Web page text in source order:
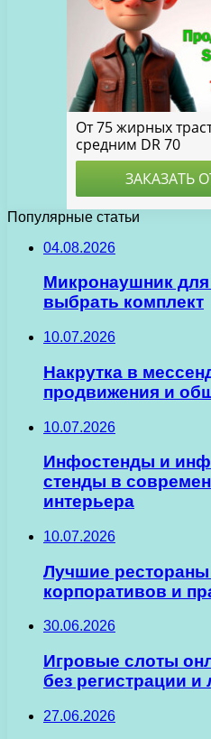
Популярные статьи
04.08.2026
Микронаушник для
выбрать комплект
10.07.2026
Накрутка в
продвижения и
10.07.2026
Инфостенды и
стенды в
интерьера
10.07.2026
Лучшие
корпоративов и
30.06.2026
Игровые слоты
без регистрации и
27.06.2026